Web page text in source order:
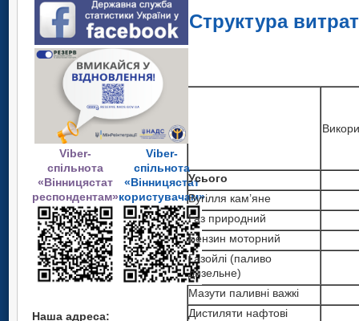
Viber-
спільнота
«Вінницястат
респондентам»
Viber-
спільнота
«Вінницястат
користувачам»
Наша адреса:
Структура
Усього
Вугілля кам’яне
Газ природний
Бензин моторний
Газойлі (паливо
дизельне)
Мазути паливні важкі
Дистиляти нафтові